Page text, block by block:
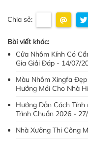
Chia sẻ:
Bài viết khác:
Cửa Nhôm Kính Có
Gia Giải Đáp - 14/07/
Màu Nhôm Xingfa
Hướng Mới Cho Nhà
Hướng Dẫn Cách Tính
Trình Chuẩn 2026 -
Nhà Xưởng Thi Công